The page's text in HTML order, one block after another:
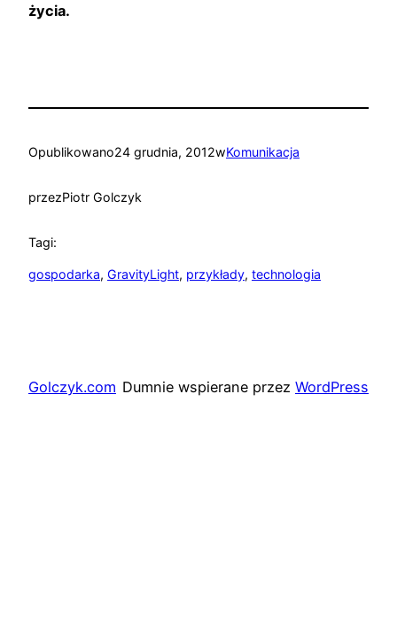
życia.
Opublikowano24 grudnia, 2012wKomunikacja
przezPiotr Golczyk
Tagi:
gospodarka, GravityLight, przykłady, technologia
Golczyk.com Dumnie wspierane przez WordPress